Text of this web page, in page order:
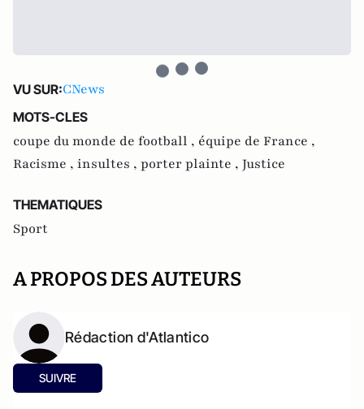
VU SUR:CNews
MOTS-CLES
coupe du monde de football , équipe de France ,
Racisme , insultes , porter plainte , Justice
THEMATIQUES
Sport
A PROPOS DES AUTEURS
Rédaction d'Atlantico
SUIVRE